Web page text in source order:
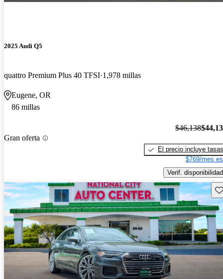
2025 Audi Q5
quattro Premium Plus 40 TFSI 1,978 millas
Eugene, OR
86 millas
Gran oferta
$46,138
El precio incluye tasas
$769/mes
Verif. disponibilidad